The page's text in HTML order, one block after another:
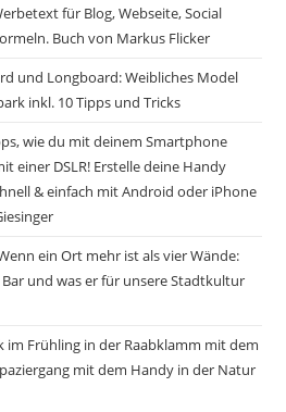
für Blog, Webseite, Social
Buch von Markus Flicker
und Longboard: Weibliches Model
inkl. 10 Tipps und Tricks
wie du mit deinem Smartphone
einer DSLR! Erstelle deine Handy
& einfach mit Android oder iPhone
ein Ort mehr ist als vier Wände:
und was er für unsere Stadtkultur
im Frühling in der Raabklamm mit dem
mit dem Handy in der Natur